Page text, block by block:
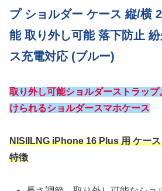
プ ショルダー ケース 縦/横
能 取り外し可能 落下防止
ス充電対応 (ブルー)
取り外し可能ショルダーストラッ
けられるショルダースマホケース
NISIILNG iPhone 16 Plus 用 ケー
特徴